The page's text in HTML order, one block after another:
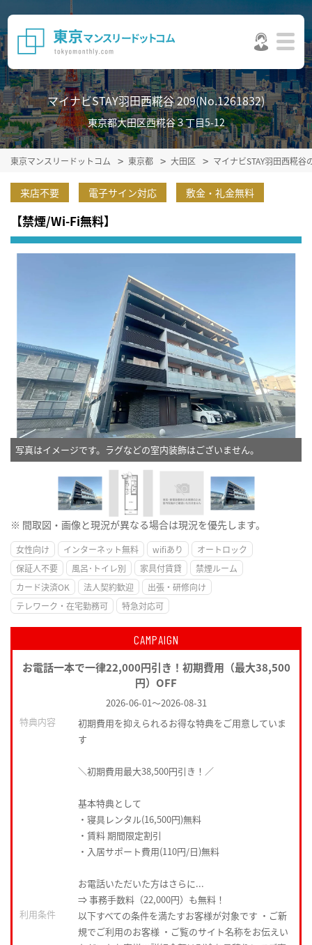
マイナビSTAY羽田西糀谷 209(No.1261832)
東京都大田区西糀谷３丁目5-12
東京マンスリードットコム 東京都 大田区 マイナビSTAY羽田西糀谷
来店不要 電子サイン対応 敷金・礼金無料
【禁煙/Wi-Fi無料】
写真はイメージです。ラグなどの室内装飾はございません。
※ 間取図・画像と現況が異なる場合は現況を優先します。
女性向け インターネット無料 wifiあり
オートロック
保証人不要
風呂･トイレ別 家具付賃貸
禁煙ルーム
カード決済OK
法人契約歓迎
出張・研修向け
テレワーク・在宅勤務可
特急対応可
CAMPAIGN
お電話一本で一律22,000円引き！初期費用（最大38,500
円）OFF
2026-06-01～2026-08-31
特典内容
初期費用を抑えられるお得な特典をご用意していま
す
＼初期費用最大38,500円引き！／
基本特典として
・寝具レンタル(16,500円)無料
・賃料 期間限定割引
・入居サポート費用(110円/日)無料
お電話いただいた方はさらに...
⇒ 事務手数料（22,000円）も無料！
利用条件
以下すべての条件を満たすお客様が対象です ・ご新
規でご利用のお客様 ・ご覧のサイト名称をお伝えい